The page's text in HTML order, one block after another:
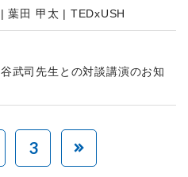
葉田 甲太 | TEDxUSH
武司先生との対談講演のお知
3